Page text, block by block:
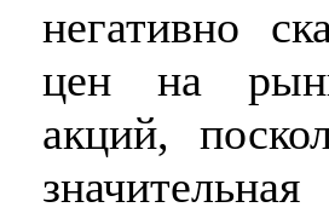
негативно
цен на
акций,